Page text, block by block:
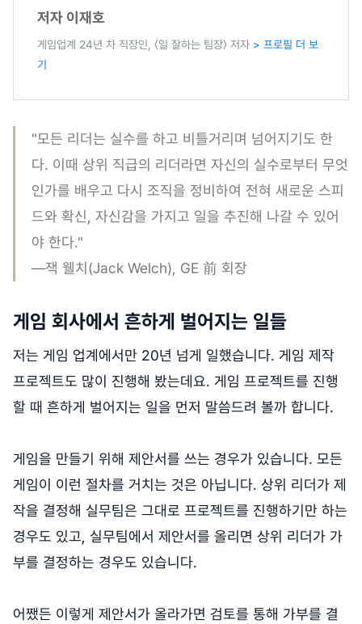
저자 이재호
게임업계 24년 차 직장인, 〈일 잘하는 팀장〉 저자 > 프로필 더 보
기
"모든 리더는 실수를 하고 비틀거리며 넘어지기도 한
다. 이때 상위 직급의 리더라면 자신의 실수로부터 무엇
인가를 배우고 다시 조직을 정비하여 전혀 새로운 스피
드와 확신, 자신감을 가지고 일을 추진해 나갈 수 있어
야 한다."
―잭 웰치(Jack Welch), GE 前 회장
게임 회사에서 흔하게 벌어지는 일들
저는 게임 업계에서만 20년 넘게 일했습니다. 게임 제작
프로젝트도 많이 진행해 봤는데요. 게임 프로젝트를 진행
할 때 흔하게 벌어지는 일을 먼저 말씀드려 볼까 합니다.
게임을 만들기 위해 제안서를 쓰는 경우가 있습니다. 모든
게임이 이런 절차를 거치는 것은 아닙니다. 상위 리더가 제
작을 결정해 실무팀은 그대로 프로젝트를 진행하기만 하는
경우도 있고, 실무팀에서 제안서를 올리면 상위 리더가 가
부를 결정하는 경우도 있습니다.
어쨌든 이렇게 제안서가 올라가면 검토를 통해 가부를 결